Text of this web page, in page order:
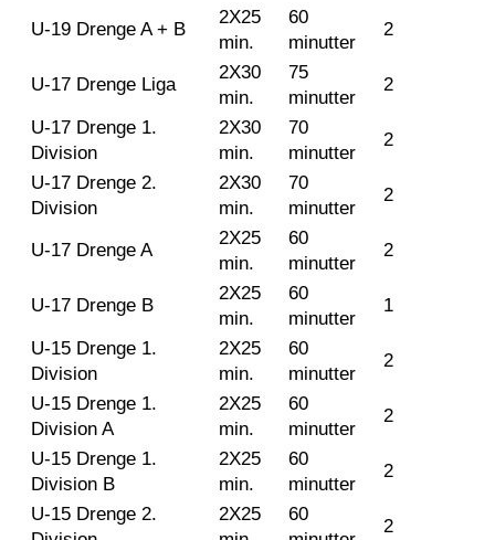
U-19 Drenge A + B
2X25
min.
60
minutter
2
U-17 Drenge Liga
2X30
min.
75
minutter
2
U-17 Drenge 1.
Division
2X30
min.
70
minutter
2
U-17 Drenge 2.
Division
2X30
min.
70
minutter
2
U-17 Drenge A
2X25
min.
60
minutter
2
U-17 Drenge B
2X25
min.
60
minutter
1
U-15 Drenge 1.
Division
2X25
min.
60
minutter
2
U-15 Drenge 1.
Division A
2X25
min.
60
minutter
2
U-15 Drenge 1.
Division B
2X25
min.
60
minutter
2
U-15 Drenge 2.
2X25
60
2